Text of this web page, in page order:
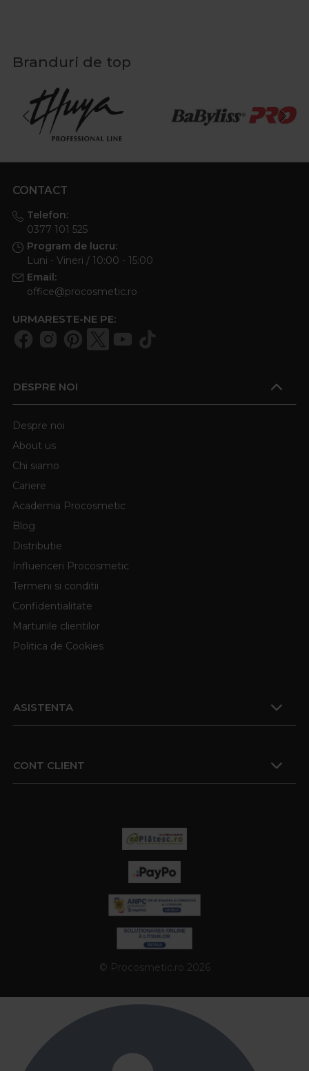
Branduri de top
CONTACT
Telefon:
0377 101 525
Program de lucru:
Luni - Vineri / 10:00 - 15:00
Email:
office@procosmetic.ro
URMARESTE-NE PE:
DESPRE NOI
Despre noi
About us
Chi siamo
Cariere
Academia Procosmetic
Blog
Distributie
Influenceri Procosmetic
Termeni si conditii
Confidentialitate
Marturiile clientilor
Politica de Cookies
ASISTENTA
CONT CLIENT
© Procosmetic.ro 2026